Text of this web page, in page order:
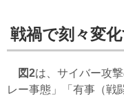
戦禍で刻々変
図2は、サイバー攻
レー事態」「有事（戦